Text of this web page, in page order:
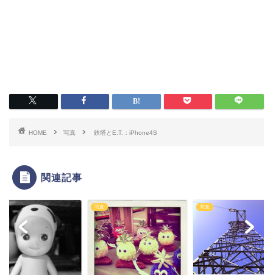
HOME 写真 鉄塔とE.T.：iPhone4S
関連記事
写真 写真